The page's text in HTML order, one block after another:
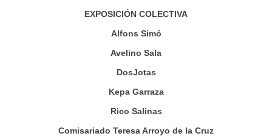
EXPOSICIÓN COLECTIVA
Alfons Simó
Avelino Sala
DosJotas
Kepa Garraza
Rico Salinas
Comisariado Teresa Arroyo de la Cruz